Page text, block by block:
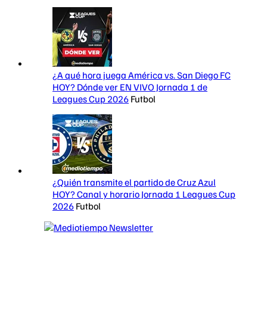
¿A qué hora juega América vs. San Diego FC
HOY? Dónde ver EN VIVO Jornada 1 de
Leagues Cup 2026 Futbol
¿Quién transmite el partido de Cruz Azul
HOY? Canal y horario Jornada 1 Leagues Cup
2026 Futbol